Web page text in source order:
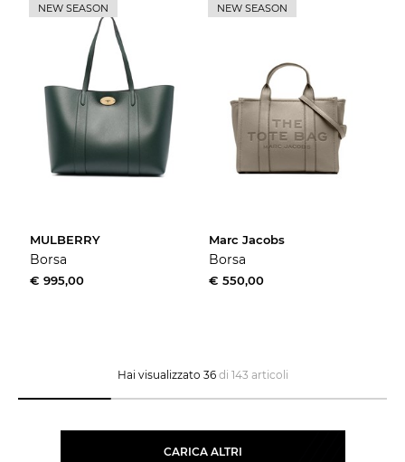
NEW SEASON
MULBERRY
Borsa
€ 995,00
NEW SEASON
Marc Jacobs
Borsa
€ 550,00
Hai visualizzato 36di 143 articoli
CARICA ALTRI